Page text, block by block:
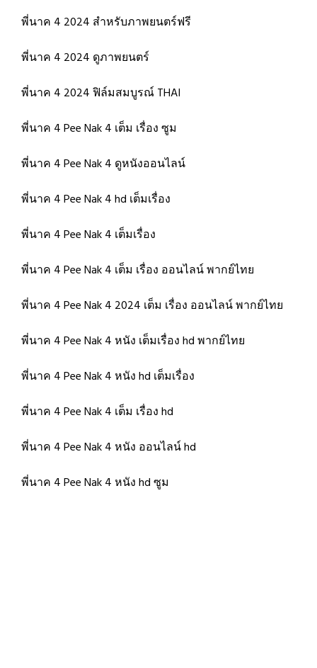
พี่นาค 4 2024 สำหรับภาพยนตร์ฟรี
พี่นาค 4 2024 ดูภาพยนตร์
พี่นาค 4 2024 ฟิล์มสมบูรณ์ THAI
พี่นาค 4 Pee Nak 4 เต็ม เรื่อง ซูม
พี่นาค 4 Pee Nak 4 ดูหนังออนไลน์
พี่นาค 4 Pee Nak 4 hd เต็มเรื่อง
พี่นาค 4 Pee Nak 4 เต็มเรื่อง
พี่นาค 4 Pee Nak 4 เต็ม เรื่อง ออนไลน์ พากย์ไทย
พี่นาค 4 Pee Nak 4 2024 เต็ม เรื่อง ออนไลน์ พากย์ไทย
พี่นาค 4 Pee Nak 4 หนัง เต็มเรื่อง hd พากย์ไทย
พี่นาค 4 Pee Nak 4 หนัง hd เต็มเรื่อง
พี่นาค 4 Pee Nak 4 เต็ม เรื่อง hd
พี่นาค 4 Pee Nak 4 หนัง ออนไลน์ hd
พี่นาค 4 Pee Nak 4 หนัง hd ซูม